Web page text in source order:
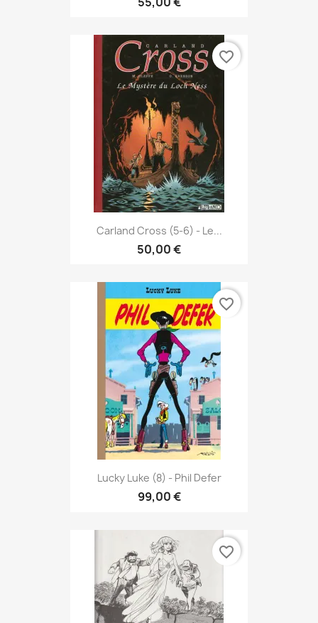
Carland Cross (5-6) - Le...
50,00 €
favorite_border
Lucky Luke (8) - Phil Defer
99,00 €
favorite_border
favorite_border